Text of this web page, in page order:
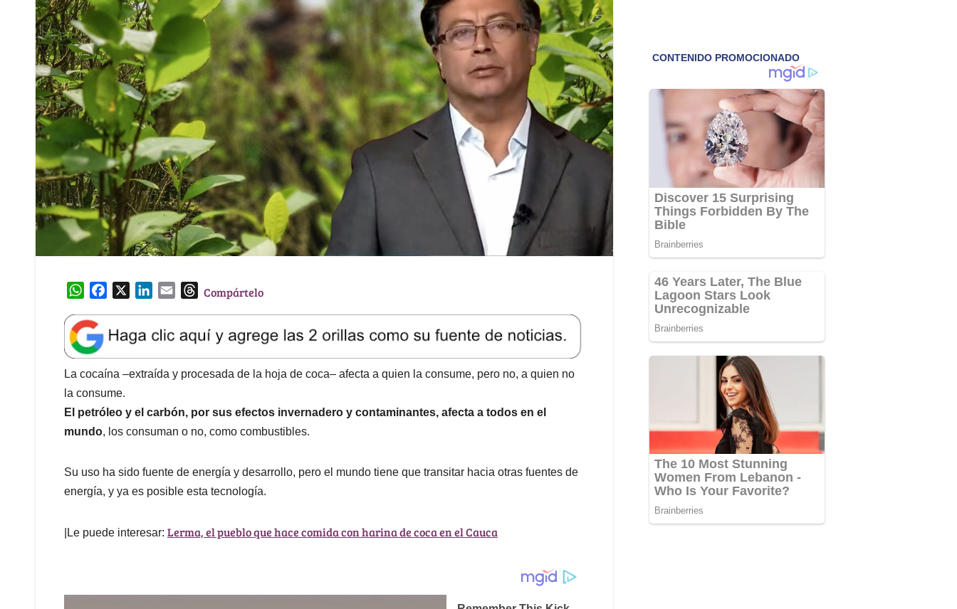
W
a
t
s
A
p
p
e
b
o
o
k
k
e
d
n
l
T
e
a
d
Compártelo
La cocaína –extraída y procesada de la hoja de coca– afecta a quien la consume, pero no, a quien no
la consume.
El petróleo y el carbón, por sus efectos invernadero y contaminantes, afecta a todos en el
mundo, los consuman o no, como combustibles.
Su uso ha sido fuente de energía y desarrollo, pero el mundo tiene que transitar hacia otras fuentes de
energía, y ya es posible esta tecnología.
|Le puede interesar: Lerma, el pueblo que hace comida con harina de coca en el Cauca